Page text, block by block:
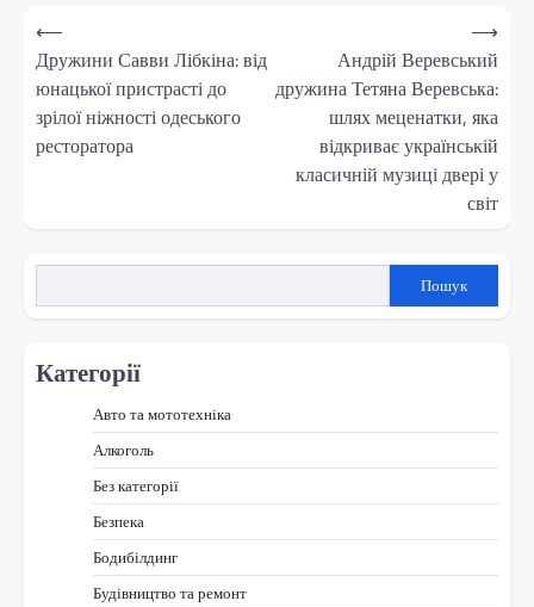
Навігація
записів
⟵
Дружини Савви Лібкіна: від
юнацької пристрасті до
зрілої ніжності одеського
ресторатора
Андрій Веревський
дружина Тетяна Веревська:
шлях меценатки, яка
відкриває українській
класичній музиці двері у
світ
⟶
Пошук
Категорії
Авто та мототехніка
Алкоголь
Без категорії
Безпека
Бодибілдинг
Будівництво та ремонт